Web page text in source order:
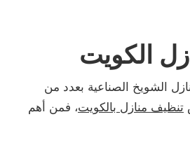
الكويت
الشويخ الصناعية بعدد من
تنظيف منازل بالكويت، فمن أهم